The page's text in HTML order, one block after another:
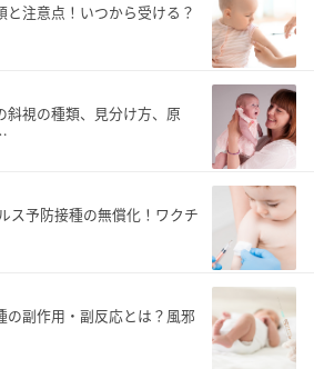
注意点！いつから受ける？
斜視の種類、見分け方、原
ス予防接種の無償化！ワクチ
の副作用・副反応とは？風邪